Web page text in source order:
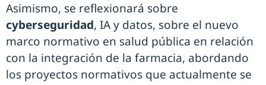
Asimismo, se reflexionará sobre
cyberseguridad, IA y datos, sobre el nuevo
marco normativo en salud pública en relación
con la integración de la farmacia, abordando
los proyectos normativos que actualmente se